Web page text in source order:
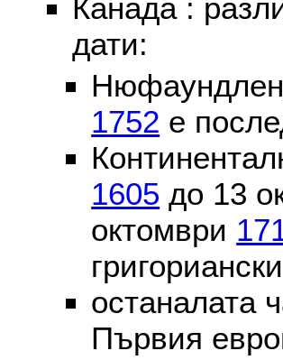
Канада :
дати:
1752 е
1605 до 13
октомври
останалата
Първия